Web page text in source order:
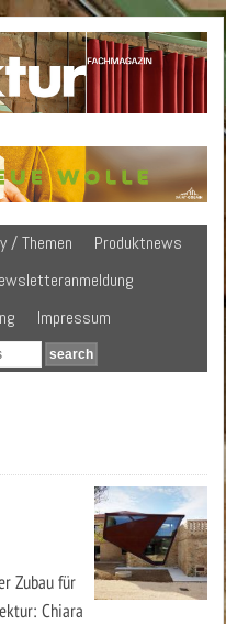
/ Themen
Produktnews
Impressum
Zubau für
Chiara